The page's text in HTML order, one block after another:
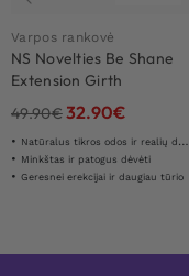
Varpos rankovė
NS Novelties Be Shane
Extension Girth
Enhancer
49.90€32.90€
Natūralus tikros odos ir realių detaliū jausmas
Minkštas ir patogus dėvėti
Geresnei erekcijai ir daugiau tūrio